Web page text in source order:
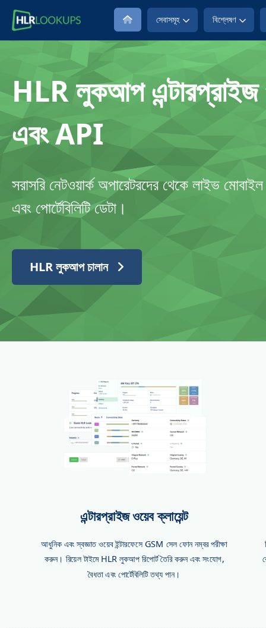
সেবাসমূহ বিশ্লেষণ
HLR লুকআপ এন্টারপ্রাইজ
এবং API
সরাসরি নেটওয়ার্ক অপারেটরদের থেকে লাইভ
এবং পোর্টেবিলিটি ডেটা।
HLR লুকআপ চালান
এন্টারপ্রাইজ ওয়েব ক্লায়েন্ট
আধুনিক এবং স্বজ্ঞাত ওয়েব ইন্টারফেসে GSM সেল ফোন নম্বর পরীক্ষা
করুন। রিয়েল টাইমে HLR লুকআপ রিপোর্ট তৈরি করুন এবং সংযোগ,
বৈধতা এবং পোর্টেবিলিটি তথ্য পান।